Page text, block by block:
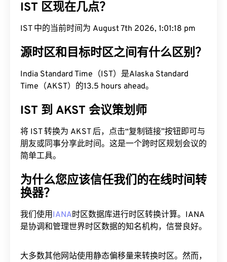
IST 区现在几点？
IST 中的当前时间为 August 7th 2026, 1:01:19 pm
源时区和目标时区之间有什么区别？
India Standard Time（IST）是Alaska Standard
Time（AKST）的13.5 hours ahead。
IST 到 AKST 会议策划师
将 IST 转换为 AKST 后，点击“复制链接”按钮即可与
朋友或同事分享此时间。这是一个跨时区规划会议的
简单工具。
为什么您应该信任我们的在线时间转
换器？
我们使用IANA时区数据库进行时区转换计算。IANA
是协调和管理世界时区数据的知名机构，信誉良好。
大多数其他网站使用静态偏移量来转换时区。然而，